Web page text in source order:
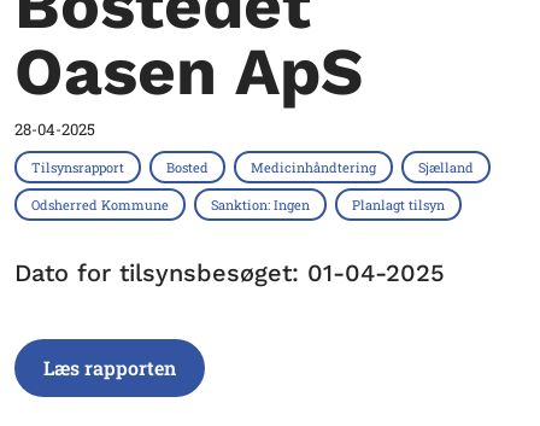
Oasen ApS
28-04-2025
Tilsynsrapport Bosted Medicinhåndtering Sjælland
Odsherred Kommune Sanktion: Ingen Planlagt tilsyn
Dato for tilsynsbesøget: 01-04-2025
Læs rapporten